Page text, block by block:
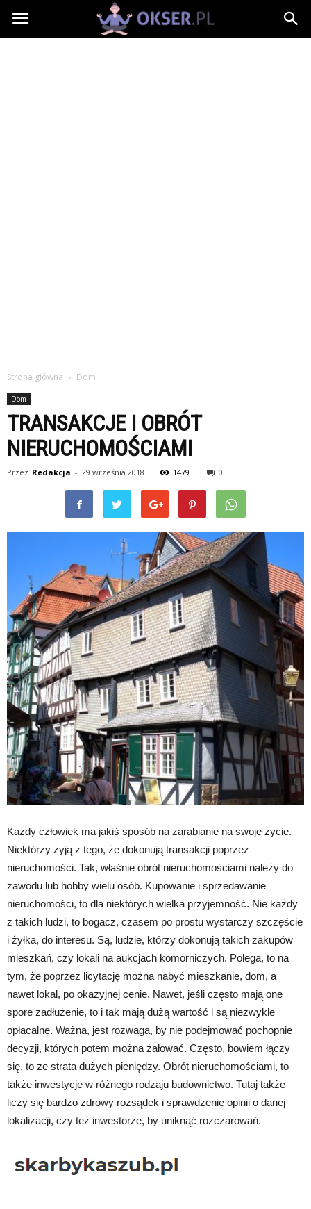
Okser.pl
Strona główna Dom
Dom
TRANSAKCJE I OBRÓT
NIERUCHOMOŚCIAMI
Przez Redakcja - 29 września 2018 1479 0
Każdy człowiek ma jakiś sposób na zarabianie na swoje życie.
Niektórzy żyją z tego, że dokonują transakcji poprzez
nieruchomości. Tak, właśnie obrót nieruchomościami należy do
zawodu lub hobby wielu osób. Kupowanie i sprzedawanie
nieruchomości, to dla niektórych wielka przyjemność. Nie każdy
z takich ludzi, to bogacz, czasem po prostu wystarczy szczęście
i żyłka, do interesu. Są, ludzie, którzy dokonują takich zakupów
mieszkań, czy lokali na aukcjach komorniczych. Polega, to na
tym, że poprzez licytację można nabyć mieszkanie, dom, a
nawet lokal, po okazyjnej cenie. Nawet, jeśli często mają one
spore zadłużenie, to i tak mają dużą wartość i są niezwykle
opłacalne. Ważna, jest rozwaga, by nie podejmować pochopnie
decyzji, których potem można żałować. Często, bowiem łączy
się, to ze strata dużych pieniędzy. Obrót nieruchomościami, to
także inwestycje w różnego rodzaju budownictwo. Tutaj także
liczy się bardzo zdrowy rozsądek i sprawdzenie opinii o danej
lokalizacji, czy też inwestorze, by uniknąć rozczarowań.